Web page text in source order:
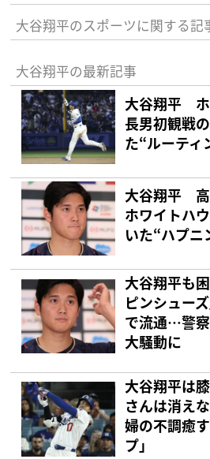
大谷翔平のスポーツに関する記
大谷翔平の最新記事
大谷翔平 ホ
長男初観戦
た“ルーティ
大谷翔平
ホワイトハ
いた“ハプニ
大谷翔平も
ピンシュー
で流通…警
大騒動に
大谷翔平は
さんは消え
婦の不調癒
プ」